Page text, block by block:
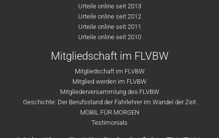
Urteile online seit 2013
Urteile online seit 2012
Urteile online seit 2011
Urteile online seit 2010
Mitgliedschaft im FLVBW
Mitgliedschaft im FLVBW
Mitglied werden im FLVBW
Mitgliederversammlung des FLVBW
Geschichte: Der Berufsstand der Fahrlehrer im Wandel der Zeit
MOBIL FÜR MORGEN
Testimonials